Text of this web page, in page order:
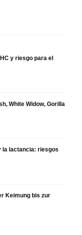
y riesgo para el
White Widow, Gorilla
la lactancia: riesgos
Keimung bis zur